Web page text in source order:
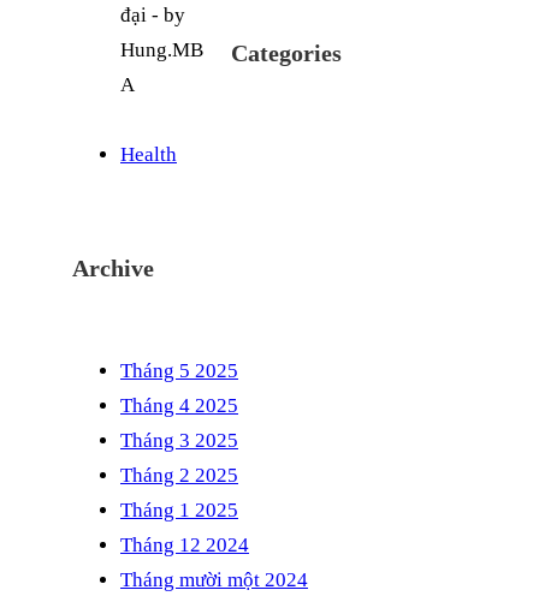
Categories
Health
Archive
Tháng 5 2025
Tháng 4 2025
Tháng 3 2025
Tháng 2 2025
Tháng 1 2025
Tháng 12 2024
Tháng mười một 2024